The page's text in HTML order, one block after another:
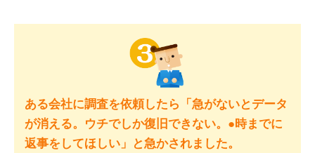
ある会社に調査を依頼したら「急がないとデータ
が消える。ウチでしか復旧できない。●時までに
返事をしてほしい」と急かされました。